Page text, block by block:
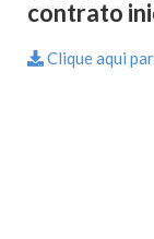
contrato
Clique aqui